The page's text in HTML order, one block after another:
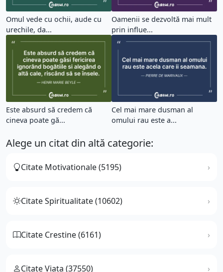
Omul vede cu ochii, aude cu
urechile, da...
Oamenii se dezvoltă mai mult
prin influe...
Este absurd să credem că
cineva poate gă...
Cel mai mare dusman al
omului rau este a...
Alege un citat din altă categorie:
Citate Motivationale (5195)
Citate Spiritualitate (10602)
Citate Crestine (6161)
Citate Viata (37550)